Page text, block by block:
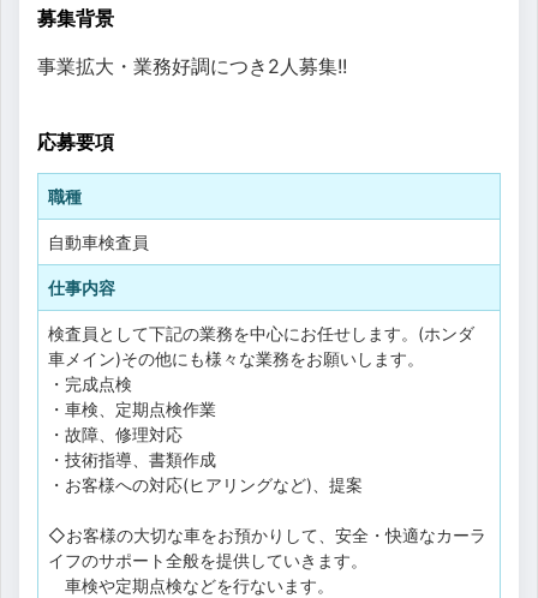
募集背景
事業拡大・業務好調につき2人募集!!
応募要項
職種
自動車検査員
仕事内容
検査員として下記の業務を中心にお任せします。(ホンダ
車メイン)その他にも様々な業務をお願いします。
・完成点検
・車検、定期点検作業
・故障、修理対応
・技術指導、書類作成
・お客様への対応(ヒアリングなど)、提案
◇お客様の大切な車をお預かりして、安全・快適なカーラ
イフのサポート全般を提供していきます。
車検や定期点検などを行ないます。